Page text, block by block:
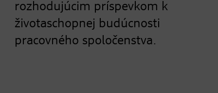
rozhodujúcim príspevkom k
životaschopnej budúcnosti
pracovného spoločenstva.